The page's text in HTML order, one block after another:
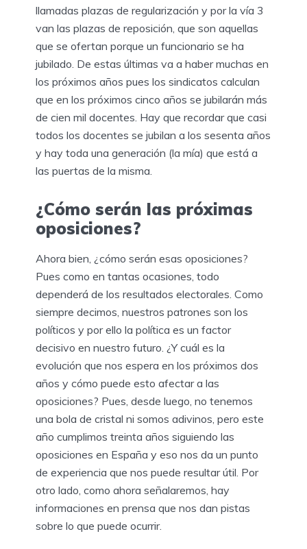
llamadas plazas de regularización y por la vía 3
van las plazas de reposición, que son aquellas
que se ofertan porque un funcionario se ha
jubilado. De estas últimas va a haber muchas en
los próximos años pues los sindicatos calculan
que en los próximos cinco años se jubilarán más
de cien mil docentes. Hay que recordar que casi
todos los docentes se jubilan a los sesenta años
y hay toda una generación (la mía) que está a
las puertas de la misma.
¿Cómo serán las próximas
oposiciones?
Ahora bien, ¿cómo serán esas oposiciones?
Pues como en tantas ocasiones, todo
dependerá de los resultados electorales. Como
siempre decimos, nuestros patrones son los
políticos y por ello la política es un factor
decisivo en nuestro futuro. ¿Y cuál es la
evolución que nos espera en los próximos dos
años y cómo puede esto afectar a las
oposiciones? Pues, desde luego, no tenemos
una bola de cristal ni somos adivinos, pero este
año cumplimos treinta años siguiendo las
oposiciones en España y eso nos da un punto
de experiencia que nos puede resultar útil. Por
otro lado, como ahora señalaremos, hay
informaciones en prensa que nos dan pistas
sobre lo que puede ocurrir.